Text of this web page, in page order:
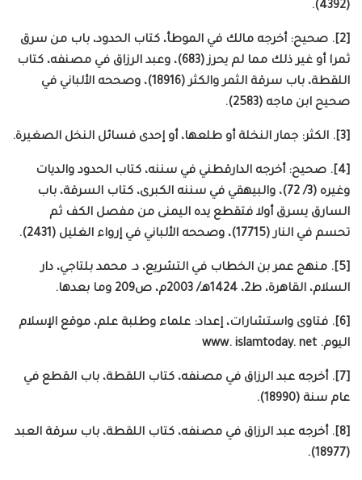
(4392).
[2]. صحيح: أخرجه مالك في الموطأ، كتاب الحدود، باب من سرق
ثمرا أو غير ذلك مما لم يحرز (683)، وعبد الرزاق في مصنفه، كتاب
اللقطة، باب سرقة الثمر والكثر (18916)، وصححه الألباني في
صحيح ابن ماجه (2583).
[3]. الكثر: جمار النخلة أو طلعها، أو إحدى فسائل النخل الصغيرة.
[4]. صحيح: أخرجه الدارقطني في سننه، كتاب الحدود والديات
وغيره (3/ 72)، والبيهقي في سننه الكبرى، كتاب السرقة، باب
السارق يسرق أولا فتقطع يده اليمنى من مفصل الكف ثم
تحسم في النار (17715)، وصححه الألباني في إرواء الغليل (2431).
[5]. منهج عمر بن الخطاب في التشريع، د. محمد بلتاجي، دار
السلام، القاهرة، ط2، 1424هـ/ 2003م، ص209 وما بعدها.
[6]. فتاوى واستشارات، إعداد: علماء وطلبة علم، موقع الإسلام
اليوم. www. islamtoday. net
[7]. أخرجه عبد الرزاق في مصنفه، كتاب اللقطة، باب القطع في
عام سنة (18990).
[8]. أخرجه عبد الرزاق في مصنفه، كتاب اللقطة، باب سرقة العبد
(18977).